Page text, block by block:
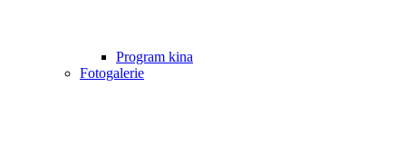
Program kina
Fotogalerie